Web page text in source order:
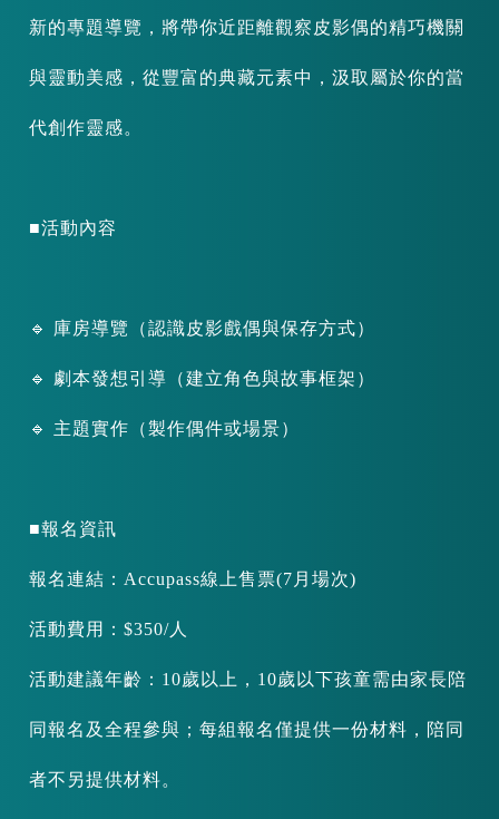
新的專題導覽，將帶你近距離觀察皮影偶的精巧機關
與靈動美感，從豐富的典藏元素中，汲取屬於你的當
代創作靈感。
■活動內容
🔹 庫房導覽（認識皮影戲偶與保存方式）
🔹 劇本發想引導（建立角色與故事框架）
🔹 主題實作（製作偶件或場景）
■報名資訊
報名連結：Accupass線上售票(7月場次)
活動費用：$350/人
活動建議年齡：10歲以上，10歲以下孩童需由家長陪
同報名及全程參與；每組報名僅提供一份材料，陪同
者不另提供材料。